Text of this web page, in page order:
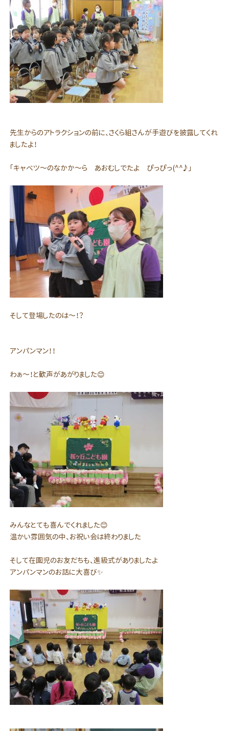
先生からのアトラクションの前に、さくら組さんが手遊びを披露してくれ
ましたよ！
「キャベツ～のなかか～ら あおむしでたよ ぴっぴっ(^^♪」
そして登場したのは～！？
アンパンマン！！
わぁ～！と歓声があがりました😊
みんなとても喜んでくれました😊
温かい雰囲気の中、お祝い会は終わりました
そして在園児のお友だちも、進級式がありましたよ
アンパンマンのお話に大喜び✨